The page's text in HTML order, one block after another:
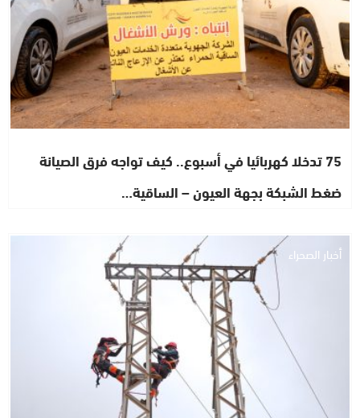
75 تدخلا كهربائيا في أسبوع.. كيف تواجه فرق الصيانة
ضغط الشبكة بجهة العيون – الساقية…
أخبار الصحراء